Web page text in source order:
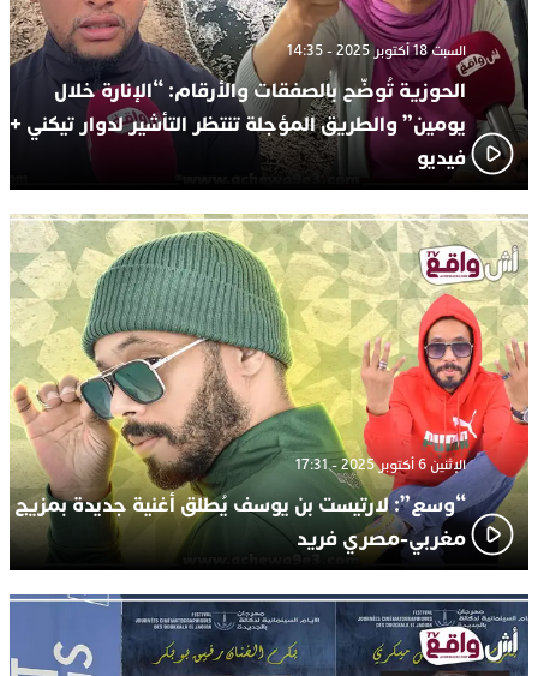
السبت 18 أكتوبر 2025 - 14:35
الحوزية تُوضّح بالصفقات والأرقام: “الإنارة خلال
يومين” والطريق المؤجلة تنتظر التأشير لدوار تيكني +
فيديو
الإثنين 6 أكتوبر 2025 - 17:31
“وسع”: لارتيست بن يوسف يُطلق أغنية جديدة بمزيج
مغربي-مصري فريد